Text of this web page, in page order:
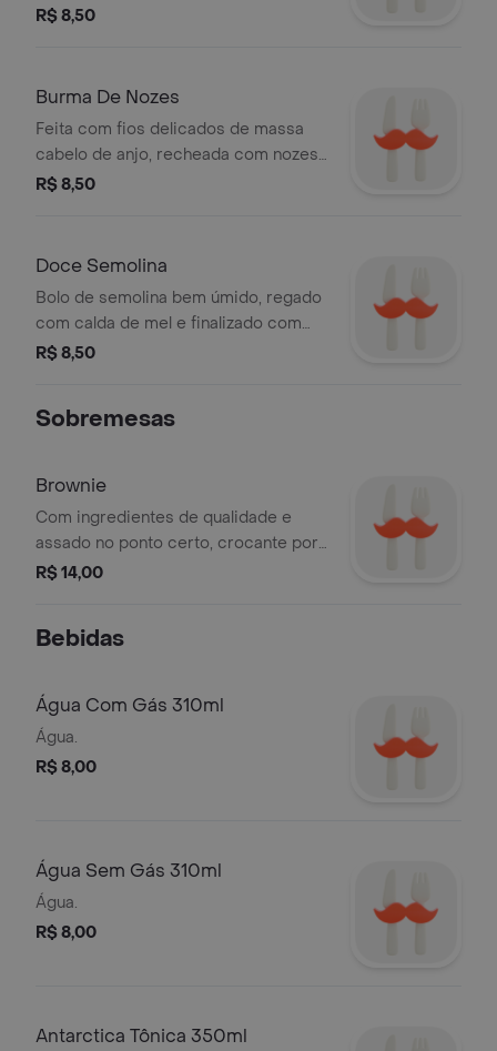
e recheado com castanhas
um final doce e especial para a sua
R$ 8,50
Burma De Nozes
Feita com fios delicados de massa
cabelo de anjo, recheada com nozes
trituradas e coberta com mel puro.
R$ 8,50
Doce Semolina
Bolo de semolina bem úmido, regado
com calda de mel e finalizado com
amêndoas crocantes. textura leve,
R$ 8,50
Sobremesas
Brownie
Com ingredientes de qualidade e
assado no ponto certo, crocante por
fora e interior macio. escolha seu
R$ 14,00
Bebidas
Água Com Gás 310ml
Água.
R$ 8,00
Água Sem Gás 310ml
Água.
R$ 8,00
Antarctica Tônica 350ml